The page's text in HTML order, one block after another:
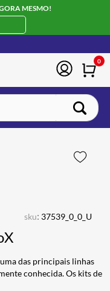
MESMO!
0
sku: 37539_0_0_U
das principais linhas
conhecida. Os kits de